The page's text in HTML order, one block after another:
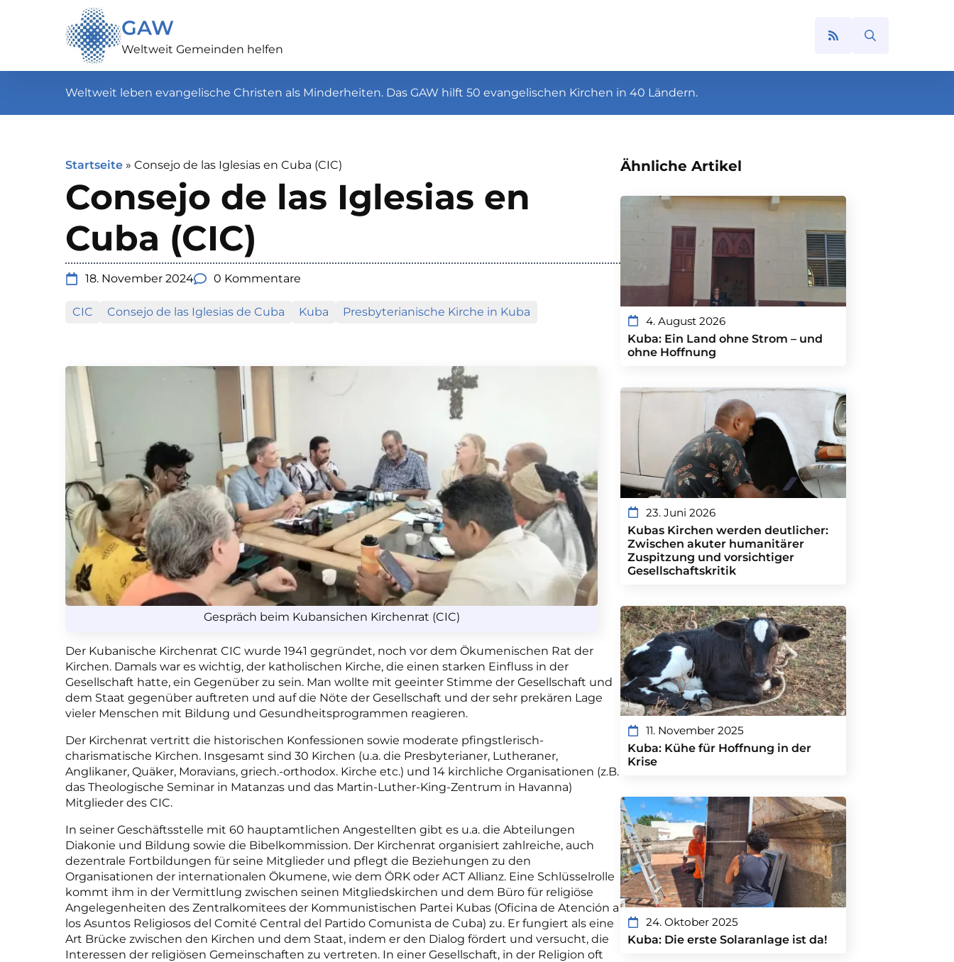
GAW
Weltweit Gemeinden helfen
Weltweit leben evangelische Christen als Minderheiten. Das GAW hilft 50 evangelischen Kirchen in 40 Ländern.
Startseite » Consejo de las Iglesias en Cuba (CIC)
Consejo de las Iglesias en
Cuba (CIC)
18. November 2024 0 Kommentare
CIC Consejo de las Iglesias de Cuba Kuba Presbyterianische Kirche in Kuba
Gespräch beim Kubansichen Kirchenrat (CIC)
Der Kubanische Kirchenrat CIC wurde 1941 gegründet, noch vor dem Ökumenischen Rat der
Kirchen. Damals war es wichtig, der katholischen Kirche, die einen starken Einfluss in der
Gesellschaft hatte, ein Gegenüber zu sein. Man wollte mit geeinter Stimme der Gesellschaft und
dem Staat gegenüber auftreten und auf die Nöte der Gesellschaft und der sehr prekären Lage
vieler Menschen mit Bildung und Gesundheitsprogrammen reagieren.
Der Kirchenrat vertritt die historischen Konfessionen sowie moderate pfingstlerisch-
charismatische Kirchen. Insgesamt sind 30 Kirchen (u.a. die Presbyterianer, Lutheraner,
Anglikaner, Quäker, Moravians, griech.-orthodox. Kirche etc.) und 14 kirchliche Organisationen (z.B.
das Theologische Seminar in Matanzas und das Martin-Luther-King-Zentrum in Havanna)
Mitglieder des CIC.
In seiner Geschäftsstelle mit 60 hauptamtlichen Angestellten gibt es u.a. die Abteilungen
Diakonie und Bildung sowie die Bibelkommission. Der Kirchenrat organisiert zahlreiche, auch
dezentrale Fortbildungen für seine Mitglieder und pflegt die Beziehungen zu den
Organisationen der internationalen Ökumene, wie dem ÖRK oder ACT Allianz. Eine Schlüsselrolle
kommt ihm in der Vermittlung zwischen seinen Mitgliedskirchen und dem Büro für religiöse
Angelegenheiten des Zentralkomitees der Kommunistischen Partei Kubas (Oficina de Atención a
los Asuntos Religiosos del Comité Central del Partido Comunista de Cuba) zu. Er fungiert als eine
Art Brücke zwischen den Kirchen und dem Staat, indem er den Dialog fördert und versucht, die
Interessen der religiösen Gemeinschaften zu vertreten. In einer Gesellschaft, in der Religion oft
Ähnliche Artikel
4. August 2026
Kuba: Ein Land ohne Strom – und
ohne Hoffnung
23. Juni 2026
Kubas Kirchen werden deutlicher:
Zwischen akuter humanitärer
Zuspitzung und vorsichtiger
Gesellschaftskritik
11. November 2025
Kuba: Kühe für Hoffnung in der
Krise
24. Oktober 2025
Kuba: Die erste Solaranlage ist da!